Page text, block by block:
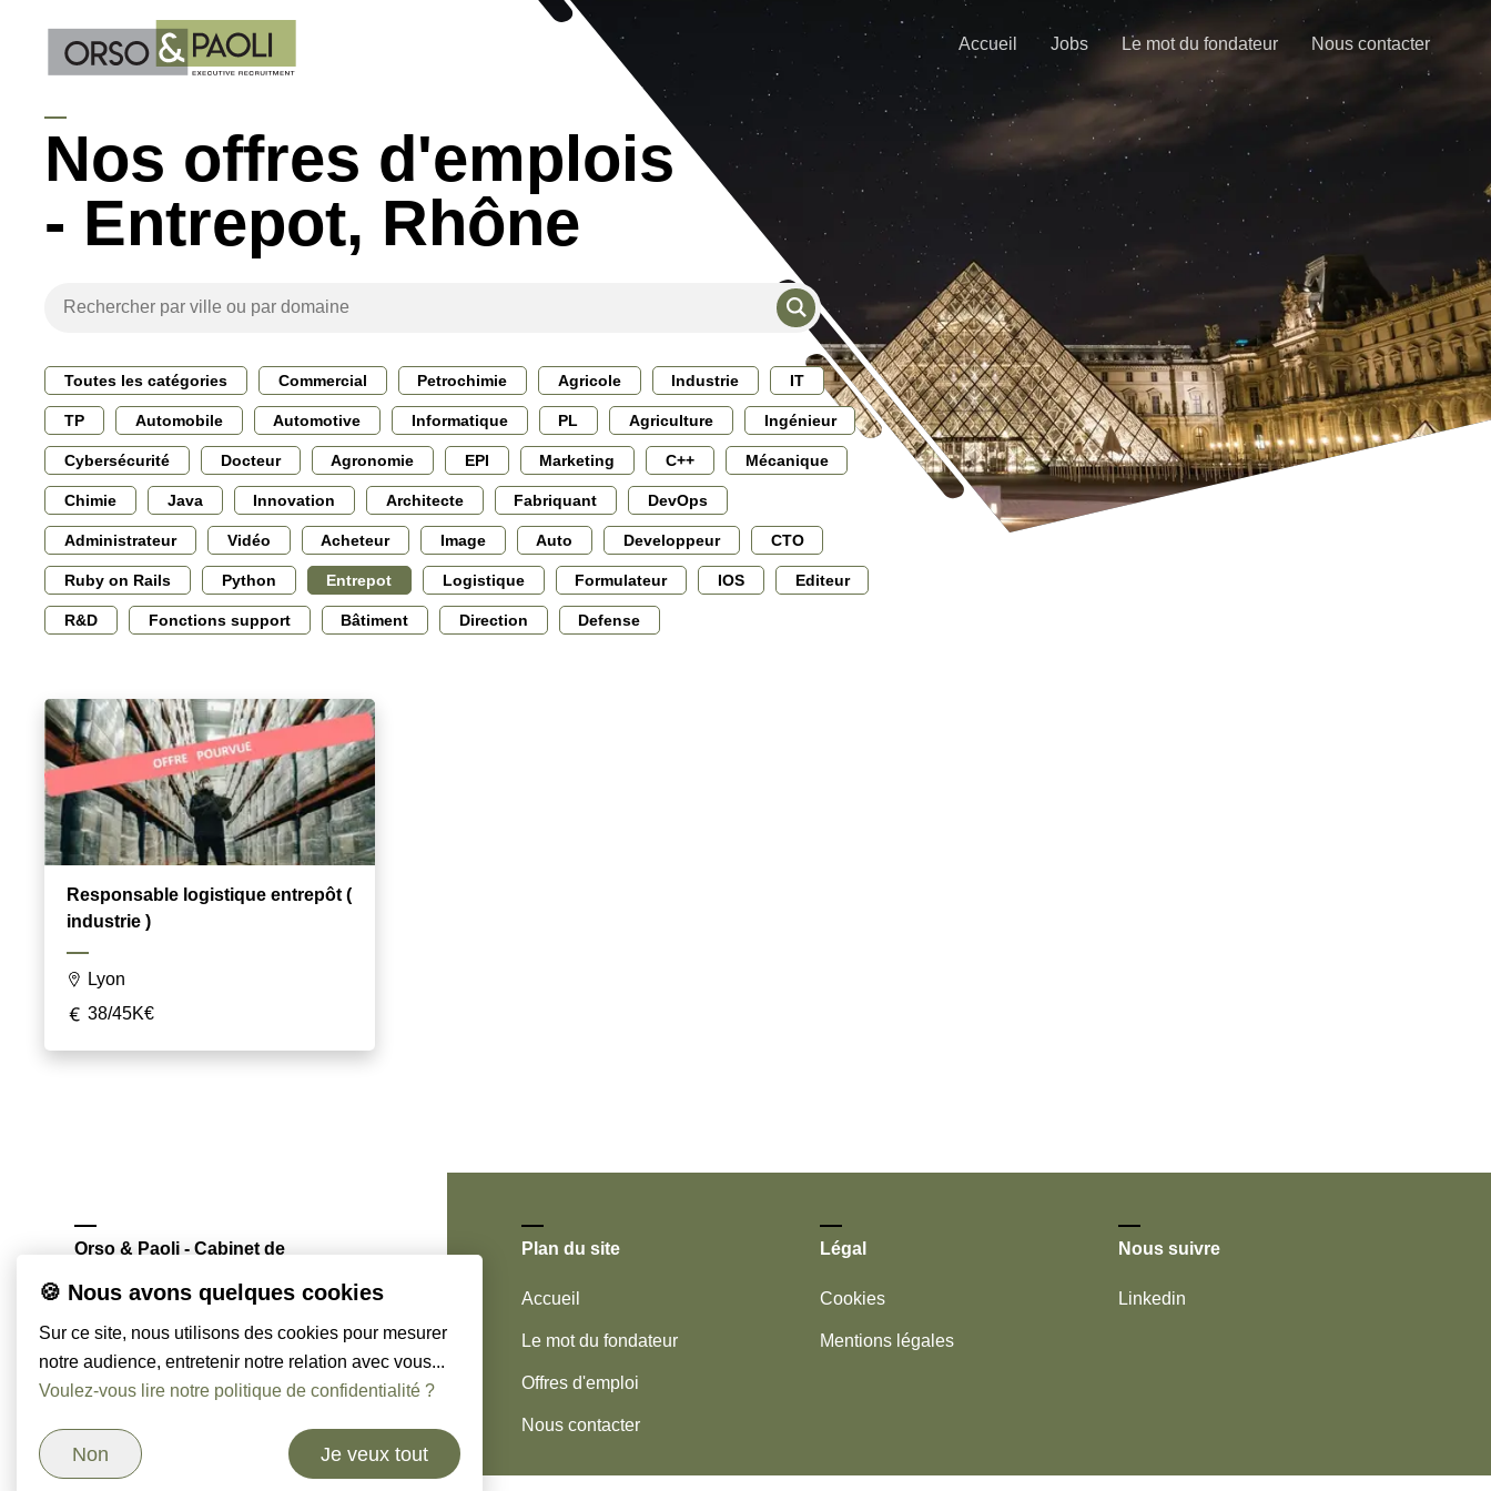
Accueil Jobs Le mot du fondateur Nous contacter
Nos offres d'emplois
- Entrepot, Rhône
Toutes les catégories Commercial Petrochimie Agricole Industrie IT
TP Automobile Automotive Informatique PL Agriculture Ingénieur
Cybersécurité Docteur Agronomie EPI Marketing C++ Mécanique
Chimie Java Innovation Architecte Fabriquant DevOps
Administrateur Vidéo Acheteur Image Auto Developpeur CTO
Ruby on Rails Python Entrepot Logistique Formulateur IOS Editeur
R&D Fonctions support Bâtiment Direction Defense
Responsable logistique entrepôt (
industrie )
Lyon
38/45K€
Orso & Paoli - Cabinet de
Plan du site
Accueil
Le mot du fondateur
Offres d'emploi
Nous contacter
Légal
Cookies
Mentions légales
Nous suivre
Linkedin
🍪 Nous avons quelques cookies
Sur ce site, nous utilisons des cookies pour mesurer
notre audience, entretenir notre relation avec vous...
Voulez-vous lire notre politique de confidentialité ?
Non Je veux tout